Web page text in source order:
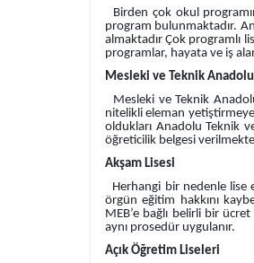
Birden çok okul
program bulunmaktadır.
almaktadır Çok programlı
programlar, hayata ve iş
Mesleki ve Teknik
Mesleki ve Teknik
nitelikli eleman
oldukları Anadolu Teknik
öğreticilik belgesi
Akşam Lisesi
Herhangi bir nedenle lise
örgün eğitim hakkını
MEB’e bağlı belirli bir
aynı prosedür uygulanır.
Açık Öğretim Liseleri